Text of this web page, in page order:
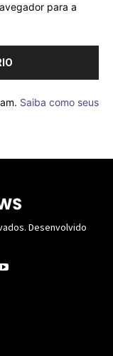
para a
Saiba como seus
Desenvolvido